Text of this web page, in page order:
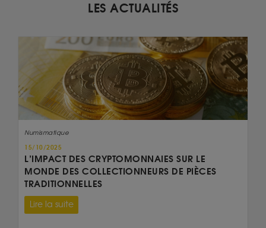
LES ACTUALITÉS
Numismatique
15/10/2025
L’IMPACT DES CRYPTOMONNAIES SUR LE
MONDE DES COLLECTIONNEURS DE PIÈCES
TRADITIONNELLES
Lire la suite